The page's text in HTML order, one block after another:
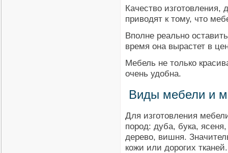
Качество изготовления,
приводят к тому, что
Вполне реально
время она вырастет в
Мебель не только
очень удобна.
Виды мебели и
Для изготовления
пород: дуба, бука,
дерево, вишня.
кожи или дорогих тканей.